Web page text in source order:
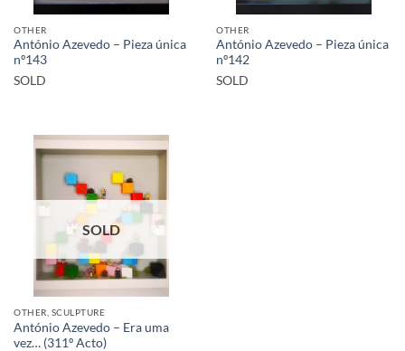
OTHER
António Azevedo – Pieza única
nº143
SOLD
OTHER
António Azevedo – Pieza única
nº142
SOLD
SOLD
OTHER, SCULPTURE
António Azevedo – Era uma
vez… (311º Acto)